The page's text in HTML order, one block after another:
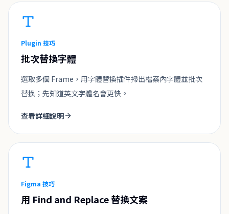
Plugin 技巧
批次替換字體
選取多個 Frame，用字體替換插件掃出檔案內字體並批次
替換；先知道英文字體名會更快。
查看詳細說明
Figma 技巧
用 Find and Replace 替換文案